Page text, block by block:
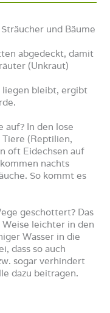
und Bäume
abgedeckt, damit
(Unkraut)
liegen bleibt, ergibt
auf? In den lose
(Reptilien,
oft Eidechsen auf
nachts
So kommt es
geschottert? Das
leichter in den
Wasser in die
dass so auch
sogar verhindert
dazu beitragen.